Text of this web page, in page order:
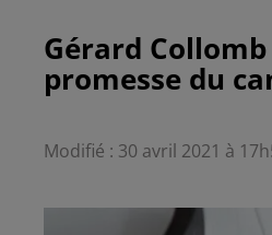
Gérard
promesse du
Modifié : 30 avril 2021 à